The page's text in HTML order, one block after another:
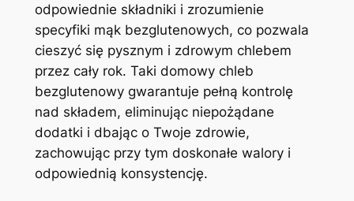
odpowiednie składniki i zrozumienie
specyfiki mąk bezglutenowych, co pozwala
cieszyć się pysznym i zdrowym chlebem
przez cały rok. Taki domowy chleb
bezglutenowy gwarantuje pełną kontrolę
nad składem, eliminując niepożądane
dodatki i dbając o Twoje zdrowie,
zachowując przy tym doskonałe walory i
odpowiednią konsystencję.